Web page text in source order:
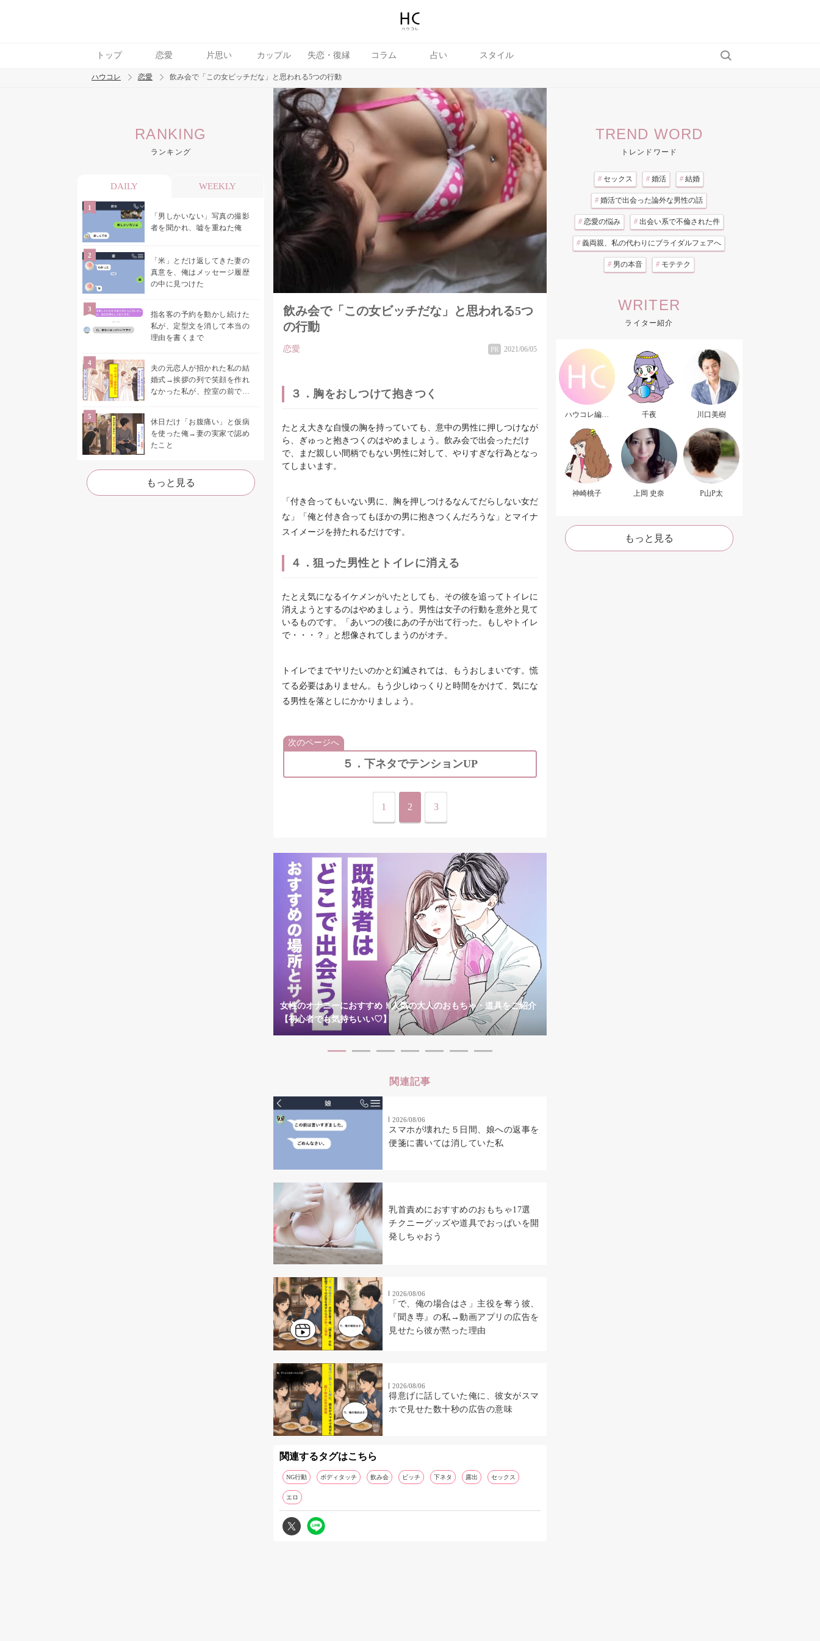
トップ 恋愛 片思い カップル 失恋・復縁 コラム 占い スタイル
トレンド ワード
ハウコレ 恋愛 飲み会で「この女ビッチだな」と思われる5つの行動
RANKING
ランキング
DAILY WEEKLY
「男しかいない」写真の撮影
者を聞かれ、嘘を重ねた俺
「米」とだけ返してきた妻の
真意を、俺はメッセージ履歴
の中に見つけた
指名客の予約を動かし続けた
私が、定型文を消して本当の
理由を書くまで
夫の元恋人が招かれた私の結
婚式→挨拶の列で笑顔を作れ
なかった私が、控室の前で彼
休日だけ「お腹痛い」と仮病
を使った俺→妻の実家で認め
たこと
もっと見る
飲み会で「この女ビッチだな」と思われる5つ
の行動
恋愛 PR 2021/06/05
３．胸をおしつけて抱きつく
たとえ大きな自慢の胸を持っていても、意中の男性に押しつけなが
ら、ぎゅっと抱きつくのはやめましょう。飲み会で出会っただけ
で、まだ親しい間柄でもない男性に対して、やりすぎな行為となっ
てしまいます。
「付き合ってもいない男に、胸を押しつけるなんてだらしない女だ
な」「俺と付き合ってもほかの男に抱きつくんだろうな」とマイナ
スイメージを持たれるだけです。
４．狙った男性とトイレに消える
たとえ気になるイケメンがいたとしても、その彼を追ってトイレに
消えようとするのはやめましょう。男性は女子の行動を意外と見て
いるものです。「あいつの後にあの子が出て行った。もしやトイレ
で・・・？」と想像されてしまうのがオチ。
トイレでまでヤリたいのかと幻滅されては、もうおしまいです。慌
てる必要はありません。もう少しゆっくりと時間をかけて、気にな
る男性を落としにかかりましょう。
次のページへ
５．下ネタでテンションUP
1 2 3
女性のオナニーにおすすめ！人気の大人のおもちゃ・道具をご紹介
【初心者でも気持ちいい♡】
関連記事
2026/08/06
スマホが壊れた５日間、娘への返事を
便箋に書いては消していた私
乳首責めにおすすめのおもちゃ17選
チクニーグッズや道具でおっぱいを開
発しちゃおう
2026/08/06
「で、俺の場合はさ」主役を奪う彼、
『聞き専』の私→動画アプリの広告を
見せたら彼が黙った理由
2026/08/06
得意げに話していた俺に、彼女がスマ
ホで見せた数十秒の広告の意味
関連するタグはこちら
NG行動 ボディタッチ 飲み会 ビッチ 下ネタ 露出 セックス
エロ
TREND WORD
トレンドワード
# セックス # 婚活 # 結婚
# 婚活で出会った論外な男性の話
# 恋愛の悩み # 出会い系で不倫された件
# 義両親、私の代わりにブライダルフェアへ
# 男の本音 # モテテク
WRITER
ライター紹介
ハウコレ編集
千夜 川口美樹
神崎桃子 上岡 史奈 P山P太
もっと見る